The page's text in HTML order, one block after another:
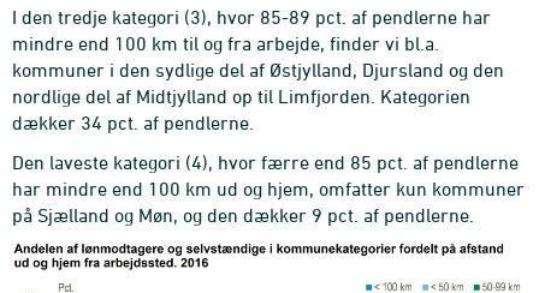
I den tredje kategori (3), hvor 85-89 pct. af pendlerne har
mindre end 100 km til og fra arbejde, finder vi bl.a.
kommuner i den sydlige del af Østjylland, Djursland og den
nordlige del af Midtjylland op til Limfjorden. Kategorien
dækker 34 pct. af pendlerne.
Den laveste kategori (4), hvor færre end 85 pct. af pendlerne
har mindre end 100 km ud og hjem, omfatter kun kommuner
på Sjælland og Møn, og den dækker 9 pct. af pendlerne.